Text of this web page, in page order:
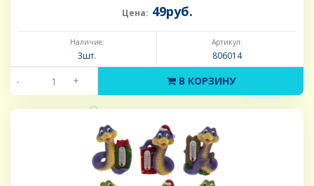
Цена: 49руб.
Наличие:
3шт.
Артикул:
806014
- + В КОРЗИНУ